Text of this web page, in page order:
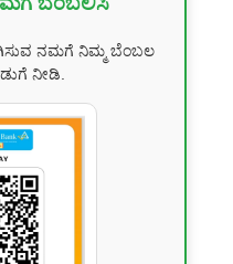
ನಮಗೆ ನಿಮ್ಮ ಬೆಂಬಲ
ನೀಡಿ.